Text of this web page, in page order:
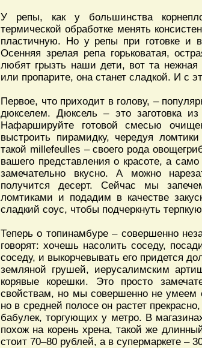
У репы, как у большинства
термической обработке менять
пластичную. Но у репы при готовке и
Осенняя зрелая репа горьковатая,
любят грызть наши дети, вот та
или пропарите, она станет сладкой. И с
Первое, что приходит в голову, –
дюкселем. Дюксель – это заготовка
Нафаршируйте готовой смесью
выстроить пирамидку, чередуя
такой millefeulles – своего рода
вашего представления о красоте, а
замечательно вкусно. А можно
получится десерт. Сейчас мы
ломтиками и подадим в качестве
сладкий соус, чтобы подчеркнуть
Теперь о топинамбуре – совершенно
говорят: хочешь насолить соседу,
соседу, и выкорчевывать его придется
земляной грушей, иерусалимским
корявые корешки. Это просто
свойствам, но мы совершенно не умеем
но в средней полосе он растет
бабулек, торгующих у метро. В
похож на корень хрена, такой же
стоит 70–80 рублей, а в супермаркете –